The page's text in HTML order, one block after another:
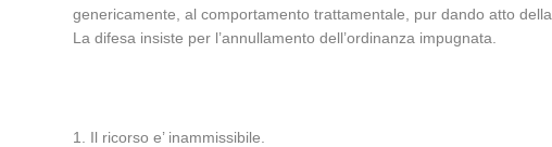
genericamente, al comportamento trattamentale, pur dando atto
La difesa insiste per l’annullamento dell’ordinanza impugnata.
1. Il ricorso e’ inammissibile.